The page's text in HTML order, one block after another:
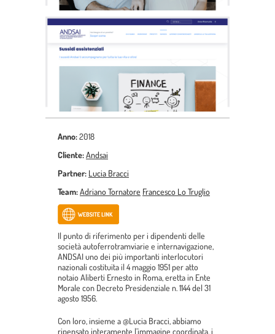
Anno:2018
Cliente:Andsai
Partner: Lucia Bracci
Team:Adriano Tornatore Francesco Lo Truglio
Il punto di riferimento per i dipendenti delle
società autoferrotramviarie e internavigazione,
ANDSAI uno dei più importanti interlocutori
nazionali costituita il 4 maggio 1951 per atto
notaio Aliberti Ernesto in Roma, eretta in Ente
Morale con Decreto Presidenziale n. 1144 del 31
agosto 1956.
Con loro, insieme a @Lucia Bracci, abbiamo
ripensato interamente l’immagine coordinata, i